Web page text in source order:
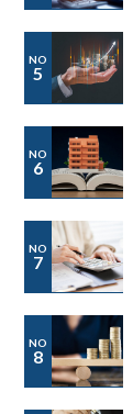
NO
5
NO
6
NO
7
NO
8